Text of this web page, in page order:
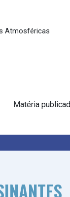
Atmosféricas
Matéria